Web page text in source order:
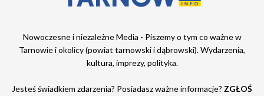
Nowoczesne i niezależne Media - Piszemy o tym co ważne w
Tarnowie i okolicy (powiat tarnowski i dąbrowski). Wydarzenia,
kultura, imprezy, polityka.
Jesteś świadkiem zdarzenia? Posiadasz ważne informacje? ZGŁOŚ